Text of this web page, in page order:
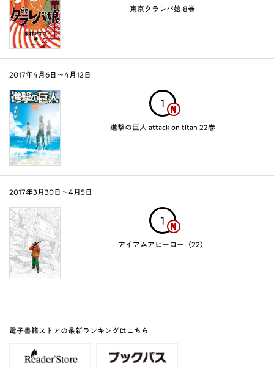
東京タラレバ娘 8巻
2017年4月6日〜4月12日
1
進撃の巨人 attack on titan 22巻
2017年3月30日〜4月5日
1
アイアムアヒーロー（22）
電子書籍ストアの最新ランキングはこちら